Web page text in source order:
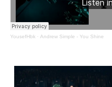
YousefHbk · Andrew Simple - You Shine